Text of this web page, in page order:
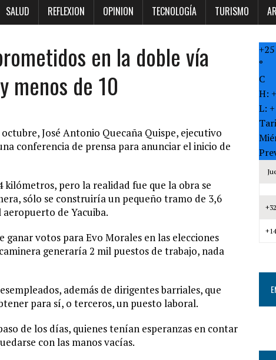
SALUD REFLEXION OPINION TECNOLOGÍA TURISMO
en la doble vía
menos de 10
José Antonio Quecaña Quispe, ejecutivo
conferencia de prensa para anunciar el inicio de
pero la realidad fue que la obra se
sólo se construiría un pequeño tramo de 3,6
de Yacuiba.
votos para Evo Morales en las elecciones
generaría 2 mil puestos de trabajo, nada
además de dirigentes barriales, que
para sí, o terceros, un puesto laboral.
de los días, quienes tenían esperanzas en contar
con las manos vacías.
+25
°
C
H: +
L: +
+
+